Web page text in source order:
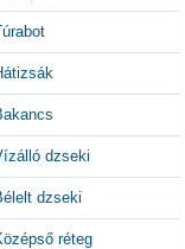
dzseki
dzseki
réteg